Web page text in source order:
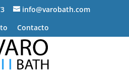
info@varobath.com
Contacto